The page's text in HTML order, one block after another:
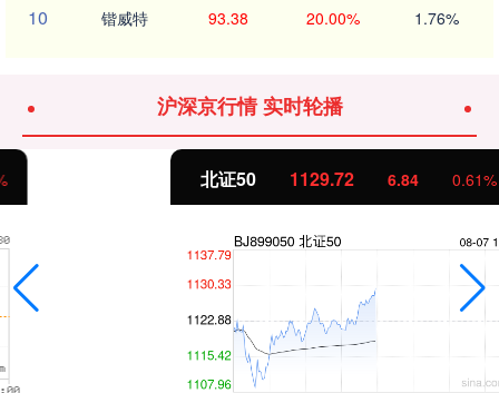
10 锴威特 93.38 20.00% 1.76%
沪深京行情 实时轮播
1129.72 6.84 0.61%